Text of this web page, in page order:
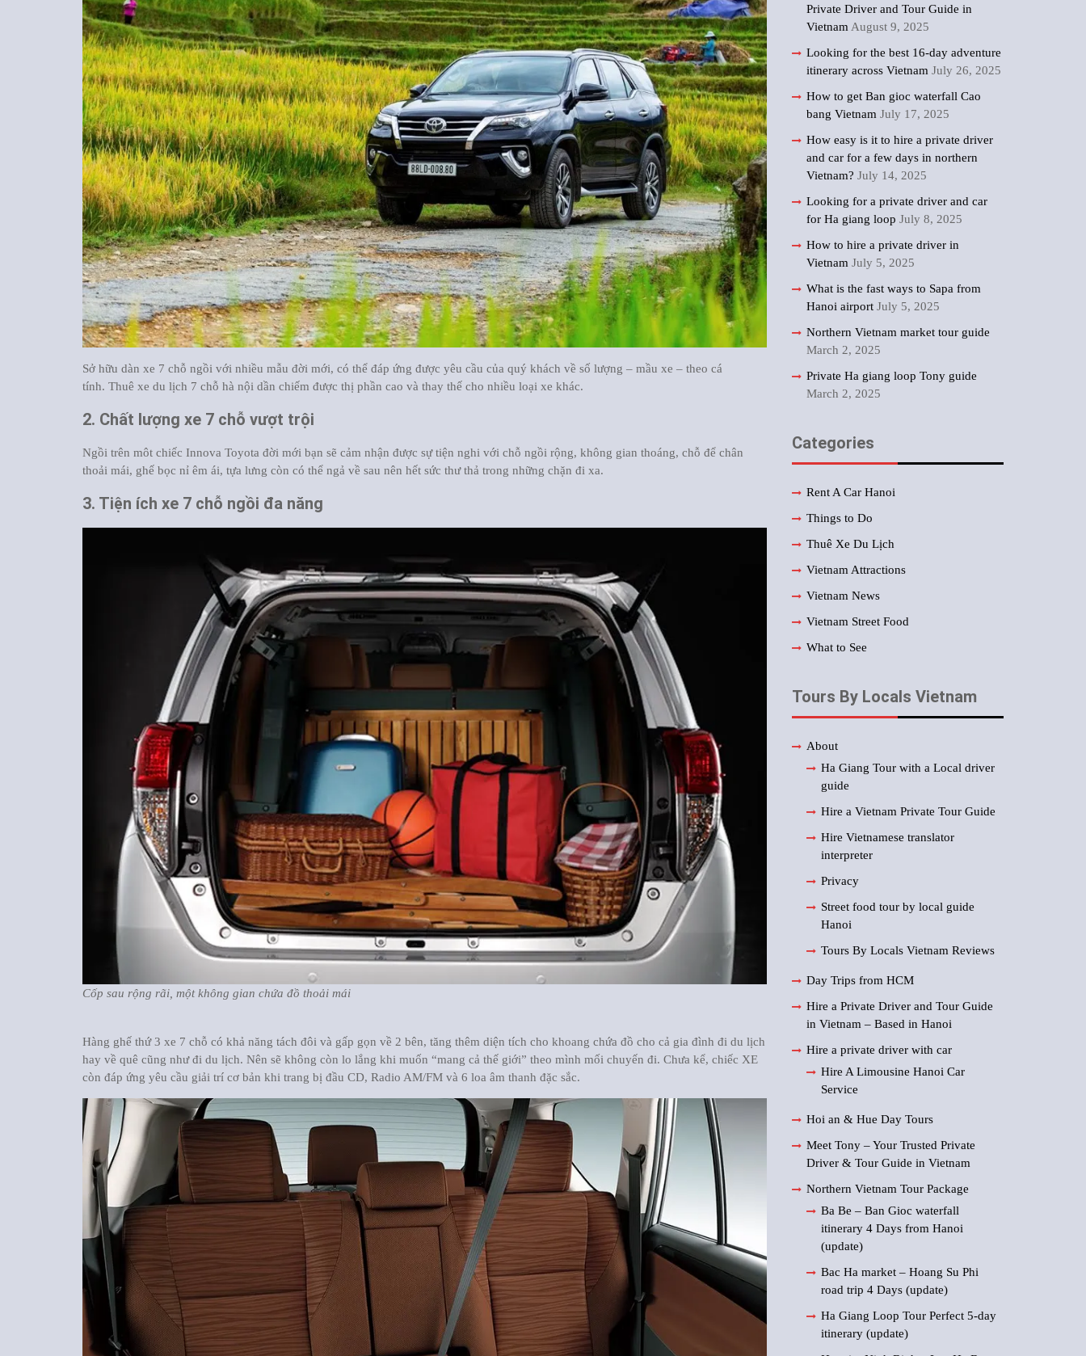
Sở hữu dàn xe 7 chỗ ngồi với nhiều mẫu đời mới, có thể đáp ứng được yêu cầu của quý khách về số lượng – mầu xe – theo cá
tính. Thuê xe du lịch 7 chỗ hà nội dần chiếm được thị phần cao và thay thế cho nhiều loại xe khác.
2. Chất lượng xe 7 chỗ vượt trội
Ngồi trên môt chiếc Innova Toyota đời mới bạn sẽ cảm nhận được sự tiện nghi với chỗ ngồi rộng, không gian thoáng, chỗ để chân
thoải mái, ghế bọc nỉ êm ái, tựa lưng còn có thể ngả về sau nên hết sức thư thả trong những chặn đi xa.
3. Tiện ích xe 7 chỗ ngồi đa năng
Cốp sau rộng rãi, một không gian chứa đồ thoải mái
Hàng ghế thứ 3 xe 7 chỗ có khả năng tách đôi và gấp gọn về 2 bên, tăng thêm diện tích cho khoang chứa đồ cho cả gia đình đi du lịch
hay về quê cũng như đi du lịch. Nên sẽ không còn lo lắng khi muốn “mang cả thế giới” theo mình mối chuyến đi. Chưa kể, chiếc XE
còn đáp ứng yêu cầu giải trí cơ bản khi trang bị đầu CD, Radio AM/FM và 6 loa âm thanh đặc sắc.
Private Driver and Tour Guide in
Vietnam August 9, 2025
Looking for the best 16-day adventure
itinerary across Vietnam July 26, 2025
How to get Ban gioc waterfall Cao
bang Vietnam July 17, 2025
How easy is it to hire a private driver
and car for a few days in northern
Vietnam? July 14, 2025
Looking for a private driver and car
for Ha giang loop July 8, 2025
How to hire a private driver in
Vietnam July 5, 2025
What is the fast ways to Sapa from
Hanoi airport July 5, 2025
Northern Vietnam market tour guide
March 2, 2025
Private Ha giang loop Tony guide
March 2, 2025
Categories
Rent A Car Hanoi
Things to Do
Thuê Xe Du Lịch
Vietnam Attractions
Vietnam News
Vietnam Street Food
What to See
Tours By Locals Vietnam
About
Ha Giang Tour with a Local driver
guide
Hire a Vietnam Private Tour Guide
Hire Vietnamese translator
interpreter
Privacy
Street food tour by local guide
Hanoi
Tours By Locals Vietnam Reviews
Day Trips from HCM
Hire a Private Driver and Tour Guide
in Vietnam – Based in Hanoi
Hire a private driver with car
Hire A Limousine Hanoi Car
Service
Hoi an & Hue Day Tours
Meet Tony – Your Trusted Private
Driver & Tour Guide in Vietnam
Northern Vietnam Tour Package
Ba Be – Ban Gioc waterfall
itinerary 4 Days from Hanoi
(update)
Bac Ha market – Hoang Su Phi
road trip 4 Days (update)
Ha Giang Loop Tour Perfect 5-day
itinerary (update)